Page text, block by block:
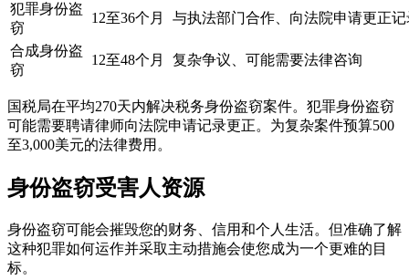
犯罪身份盗
窃
12至36个月 与执法部门合作、向法院申请更正记
合成身份盗
窃
12至48个月 复杂争议、可能需要法律咨询
国税局在平均270天内解决税务身份盗窃案件。犯罪身份盗窃
可能需要聘请律师向法院申请记录更正。为复杂案件预算500
至3,000美元的法律费用。
身份盗窃受害人资源
身份盗窃可能会摧毁您的财务、信用和个人生活。但准确了解
这种犯罪如何运作并采取主动措施会使您成为一个更难的目
标。